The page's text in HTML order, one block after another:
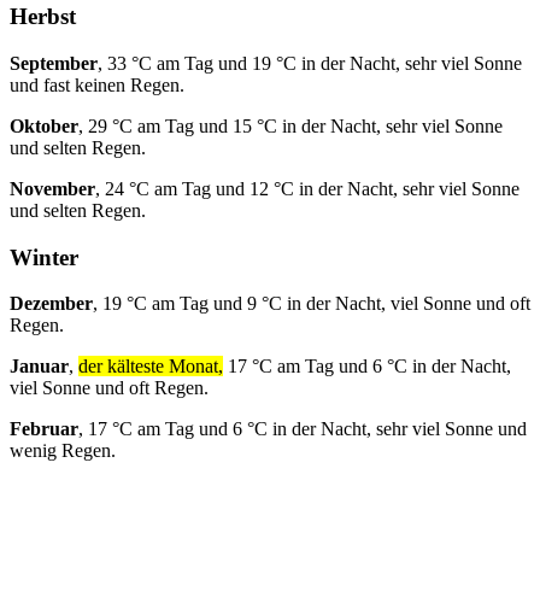
Herbst
September, 33 °C am Tag und 19 °C in der Nacht, sehr viel Sonne
und fast keinen Regen.
Oktober, 29 °C am Tag und 15 °C in der Nacht, sehr viel Sonne
und selten Regen.
November, 24 °C am Tag und 12 °C in der Nacht, sehr viel Sonne
und selten Regen.
Winter
Dezember, 19 °C am Tag und 9 °C in der Nacht, viel Sonne und oft
Regen.
Januar, der kälteste Monat, 17 °C am Tag und 6 °C in der Nacht,
viel Sonne und oft Regen.
Februar, 17 °C am Tag und 6 °C in der Nacht, sehr viel Sonne und
wenig Regen.